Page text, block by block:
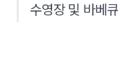
수영장 및 바베